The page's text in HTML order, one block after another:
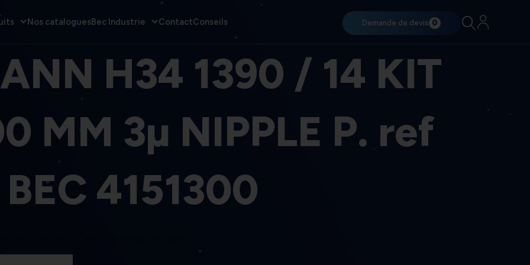
Nos cataloguesBec Industrie ContactConseils Demande de devis 0
H34 1390 / 14 KIT
MM 3µ NIPPLE P. ref
BEC 4151300